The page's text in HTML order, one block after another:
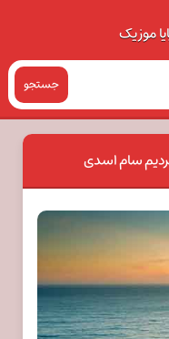
موزیک
جستجو
سام اسدی